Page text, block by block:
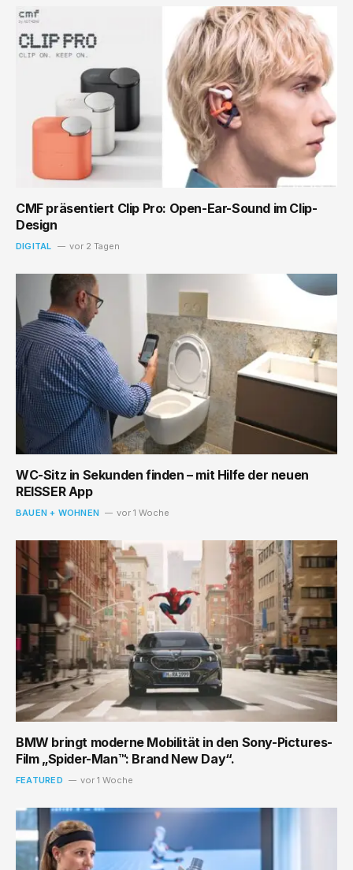
CMF präsentiert Clip Pro: Open-Ear-Sound im Clip-
Design
DIGITAL vor 2 Tagen
WC-Sitz in Sekunden finden – mit Hilfe der neuen
REISSER App
BAUEN + WOHNEN vor 1 Woche
BMW bringt moderne Mobilität in den Sony-Pictures-
Film „Spider-Man™: Brand New Day“.
FEATURED vor 1 Woche